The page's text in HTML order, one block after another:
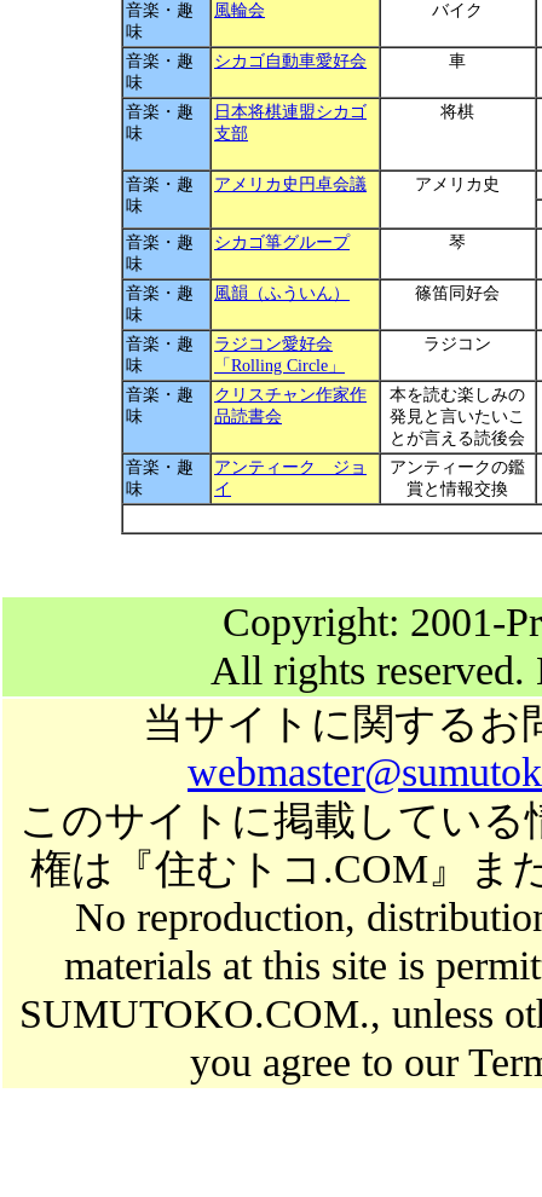
音楽・趣
味
風輪会 バイク
音楽・趣
味
シカゴ自動車愛好会 車
音楽・趣
味
日本将棋連盟シカゴ
支部
将棋
音楽・趣
味
アメリカ史円卓会議 アメリカ史
音楽・趣
味
シカゴ箏グループ 琴
音楽・趣
味
風韻（ふういん） 篠笛同好会
音楽・趣
味
ラジコン愛好会
「Rolling Circle」
ラジコン
音楽・趣
味
クリスチャン作家作
品読書会
本を読む楽しみの
発見と言いたいこ
とが言える読後会
音楽・趣
味
アンティーク ジョ
イ
アンティークの鑑
賞と情報交換
Copyright: 2001-
All rights
当サイトに関するお
このサイトに掲載してい
権は『住むトコ.COM』ま
No reproduction,
materials at this site is
SUMUTOKO.COM., unless
you agree to our